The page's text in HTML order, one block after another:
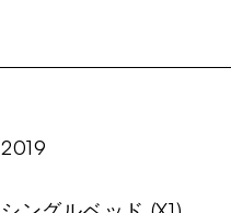
2019